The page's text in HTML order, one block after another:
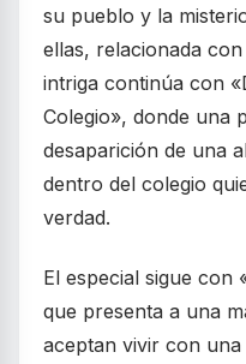
su pueblo y la
ellas, relacionada
intriga continúa con
Colegio», donde una
desaparición de una
dentro del colegio
verdad.
El especial sigue con
que presenta a una
aceptan vivir con